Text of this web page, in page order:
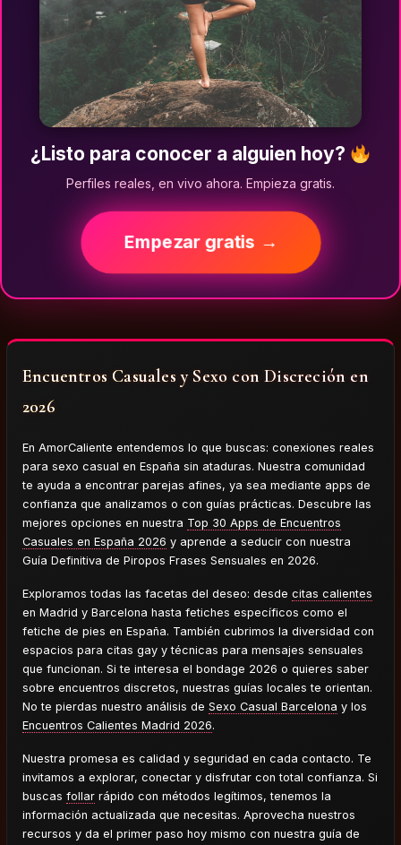
¿Listo para conocer a alguien hoy?
Perfiles reales, en vivo ahora. Empieza gratis.
Empezar gratis →
Encuentros Casuales y Sexo con Discreción en
2026
En AmorCaliente entendemos lo que buscas: conexiones reales
para sexo casual en España sin ataduras. Nuestra comunidad
te ayuda a encontrar parejas afines, ya sea mediante apps de
confianza que analizamos o con guías prácticas. Descubre las
mejores opciones en nuestra Top 30 Apps de Encuentros
Casuales en España 2026 y aprende a seducir con nuestra
Guía Definitiva de Piropos Frases Sensuales en 2026.
Exploramos todas las facetas del deseo: desdecitas calientes
en Madrid y Barcelona hasta fetiches específicos como el
fetiche de pies en España. También cubrimos la diversidad con
espacios para citas gay y técnicas para mensajes sensuales
que funcionan. Si te interesa el bondage 2026 o quieres saber
sobre encuentros discretos, nuestras guías locales te orientan.
No te pierdas nuestro análisis deSexo Casual Barcelona y los
Encuentros Calientes Madrid 2026.
Nuestra promesa es calidad y seguridad en cada contacto. Te
invitamos a explorar, conectar y disfrutar con total confianza. Si
buscasfollar rápido con métodos legítimos, tenemos la
información actualizada que necesitas. Aprovecha nuestros
recursos y da el primer paso hoy mismo con nuestra guía de